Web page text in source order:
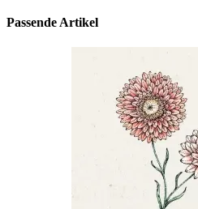
Passende Artikel